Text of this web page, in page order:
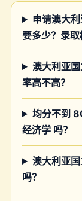
申请澳大
要多少？录取
澳大利亚
率高不高？
均分不到
经济学 吗？
澳大利亚
吗？